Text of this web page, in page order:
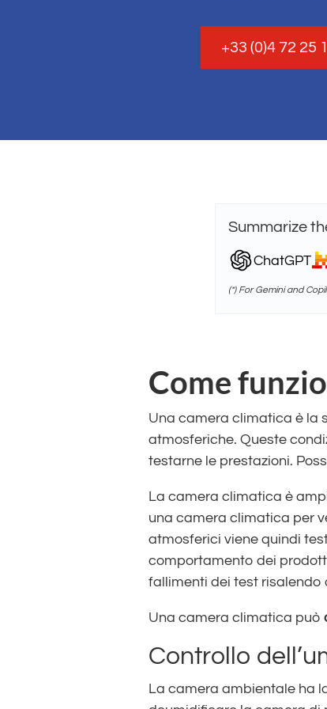
+33 (0)4 72 25
Summarize
ChatGPT
(*) For Gemini and
Come
Una camera climatica è la
atmosferiche. Queste
testarne le prestazioni.
La camera climatica è
una camera climatica per
atmosferici viene quindi
comportamento dei
fallimenti dei test risalendo
Una camera climatica può
Controllo
La camera ambientale ha